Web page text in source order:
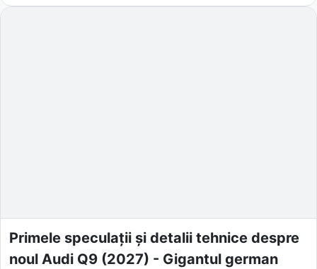
Primele speculații și detalii tehnice despre
noul Audi Q9 (2027) - Gigantul german